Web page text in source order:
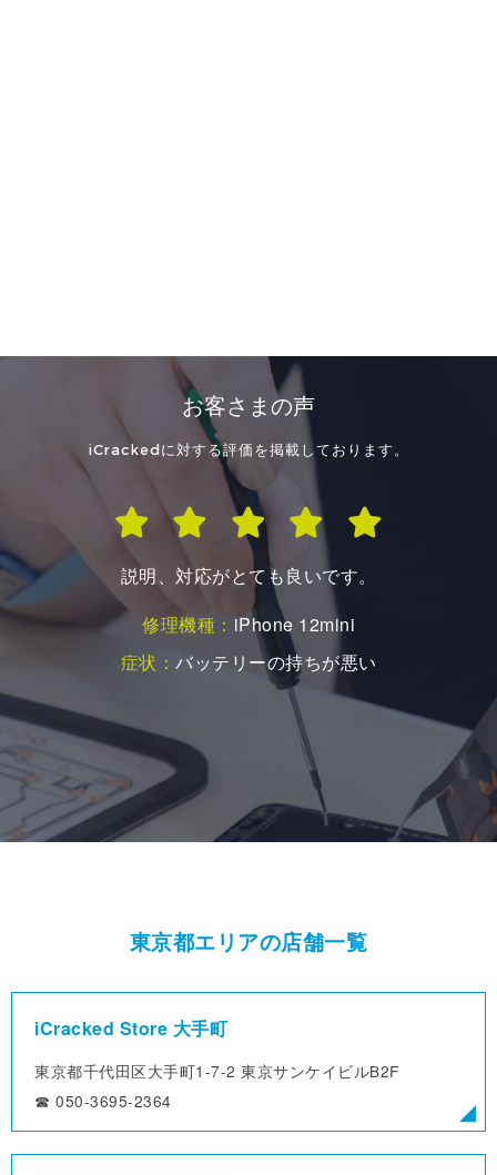
お客さまの声
iCrackedに対する評価を掲載しております。
親切ご丁寧に対応いただきまして、ありがとうございまし
た。
修理機種： iPhone 13
画面の表示不良（ノイズや線が入る）
東京都エリアの店舗一覧
iCracked Store 大手町
東京都千代田区大手町1-7-2 東京サンケイビルB2F
☎︎ 050-3695-2364